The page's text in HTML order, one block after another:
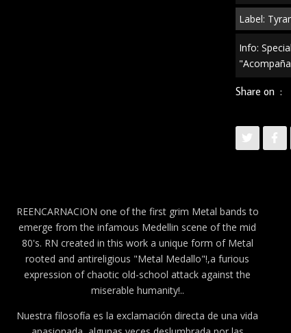
Label:
Info:
Share on :
REENCARNACION one of the first grim Metal bands to
emerge from the infamous Medellin scene of the mid
80's. RN created in this work a unique form of Metal
rooted and antireligious "Metal Medallo"!,a furious
expression of chaotic old-school attack against the
miserable humanity!..
Nuestra filosofía es la exclamación directa de una vida